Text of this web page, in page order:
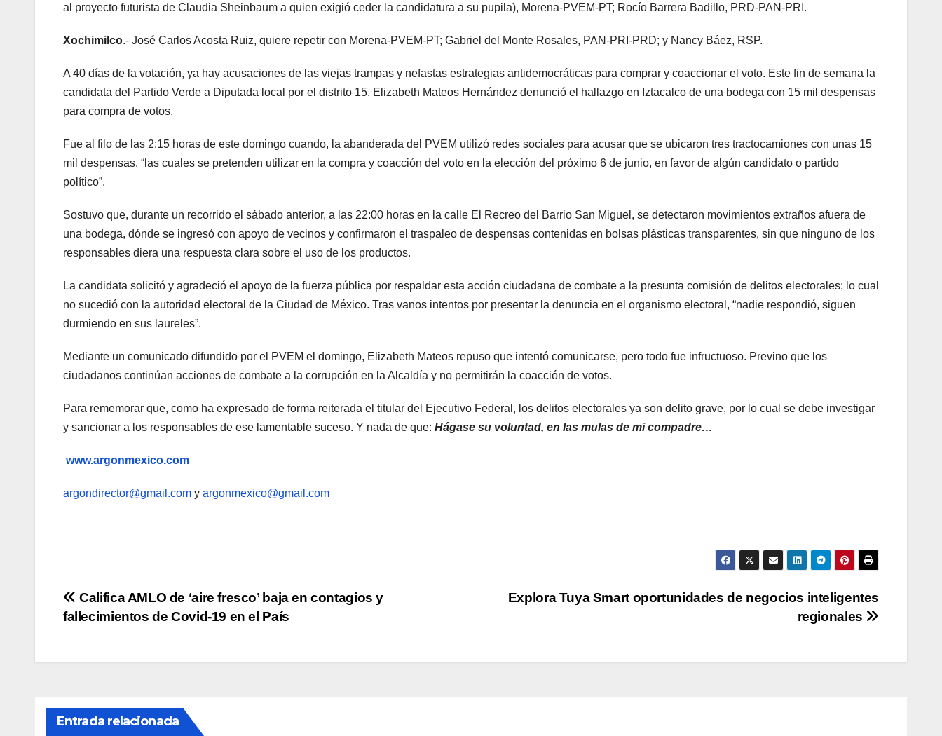
al proyecto futurista de Claudia Sheinbaum a quien exigió ceder la candidatura a su pupila), Morena-PVEM-PT; Rocío Barrera Badillo, PRD-PAN-PRI.
Xochimilco.- José Carlos Acosta Ruiz, quiere repetir con Morena-PVEM-PT; Gabriel del Monte Rosales, PAN-PRI-PRD; y Nancy Báez, RSP.
A 40 días de la votación, ya hay acusaciones de las viejas trampas y nefastas estrategias antidemocráticas para comprar y coaccionar el voto. Este fin de semana la
candidata del Partido Verde a Diputada local por el distrito 15, Elizabeth Mateos Hernández denunció el hallazgo en Iztacalco de una bodega con 15 mil despensas
para compra de votos.
Fue al filo de las 2:15 horas de este domingo cuando, la abanderada del PVEM utilizó redes sociales para acusar que se ubicaron tres tractocamiones con unas 15
mil despensas, “las cuales se pretenden utilizar en la compra y coacción del voto en la elección del próximo 6 de junio, en favor de algún candidato o partido
político”.
Sostuvo que, durante un recorrido el sábado anterior, a las 22:00 horas en la calle El Recreo del Barrio San Miguel, se detectaron movimientos extraños afuera de
una bodega, dónde se ingresó con apoyo de vecinos y confirmaron el traspaleo de despensas contenidas en bolsas plásticas transparentes, sin que ninguno de los
responsables diera una respuesta clara sobre el uso de los productos.
La candidata solicitó y agradeció el apoyo de la fuerza pública por respaldar esta acción ciudadana de combate a la presunta comisión de delitos electorales; lo cual
no sucedió con la autoridad electoral de la Ciudad de México. Tras vanos intentos por presentar la denuncia en el organismo electoral, “nadie respondió, siguen
durmiendo en sus laureles”.
Mediante un comunicado difundido por el PVEM el domingo, Elizabeth Mateos repuso que intentó comunicarse, pero todo fue infructuoso. Previno que los
ciudadanos continúan acciones de combate a la corrupción en la Alcaldía y no permitirán la coacción de votos.
Para rememorar que, como ha expresado de forma reiterada el titular del Ejecutivo Federal, los delitos electorales ya son delito grave, por lo cual se debe investigar
y sancionar a los responsables de ese lamentable suceso. Y nada de que: Hágase su voluntad, en las mulas de mi compadre…
www.argonmexico.com
argondirector@gmail.com y argonmexico@gmail.com
Navegación
entradas
Explora Tuya Smart oportunidades de negocios inteligentes
regionales
Califica AMLO de ‘aire fresco’ baja en contagios y
fallecimientos de Covid-19 en el País
Entrada relacionada